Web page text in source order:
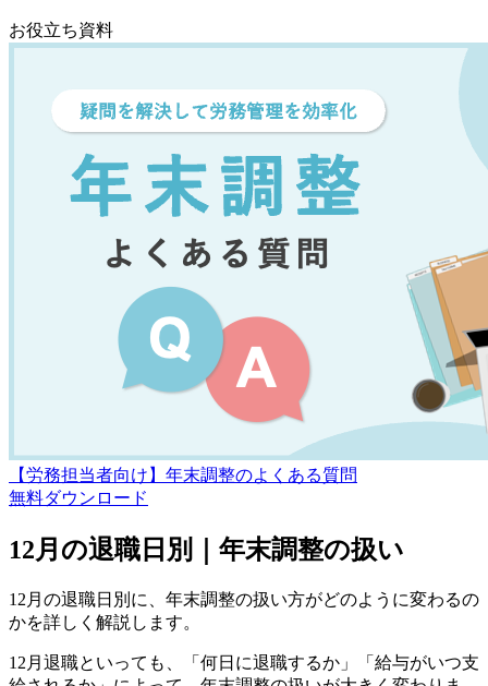
お役立ち資料
【労務担当者向け】年末調整のよくある質問
無料ダウンロード
12月の退職日別｜年末調整の扱い
12月の退職日別に、年末調整の扱い方がどのように変わるの
かを詳しく解説します。
12月退職といっても、「何日に退職するか」「給与がいつ支